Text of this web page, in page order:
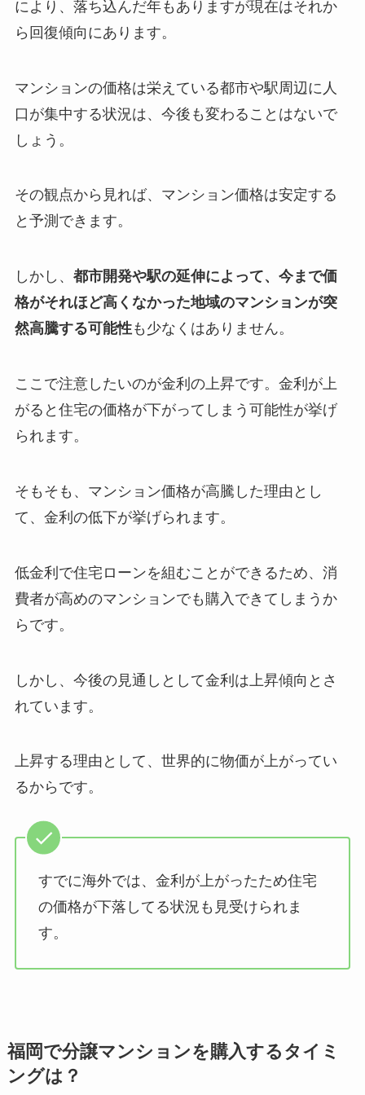
により、落ち込んだ年もありますが現在はそれか
ら回復傾向にあります。
マンションの価格は栄えている都市や駅周辺に人
口が集中する状況は、今後も変わることはないで
しょう。
その観点から見れば、マンション価格は安定する
と予測できます。
しかし、 都市開発や駅の延伸によって、今まで価
格がそれほど高くなかった地域のマンションが突
然高騰する可能性も少なくはありません。
ここで注意したいのが金利の上昇です。金利が上
がると住宅の価格が下がってしまう可能性が挙げ
られます。
そもそも、マンション価格が高騰した理由とし
て、金利の低下が挙げられます。
低金利で住宅ローンを組むことができるため、消
費者が高めのマンションでも購入できてしまうか
らです。
しかし、今後の見通しとして金利は上昇傾向とさ
れています。
上昇する理由として、世界的に物価が上がってい
るからです。
すでに海外では、金利が上がったため住宅
の価格が下落してる状況も見受けられま
す。
福岡で分譲マンションを購入するタイミ
ングは？